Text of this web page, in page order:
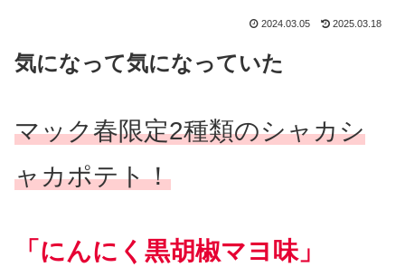
2024.03.05 2025.03.18
気になって気になっていた
マック春限定2種類のシャカシ
ャカポテト！
「にんにく黒胡椒マヨ味」